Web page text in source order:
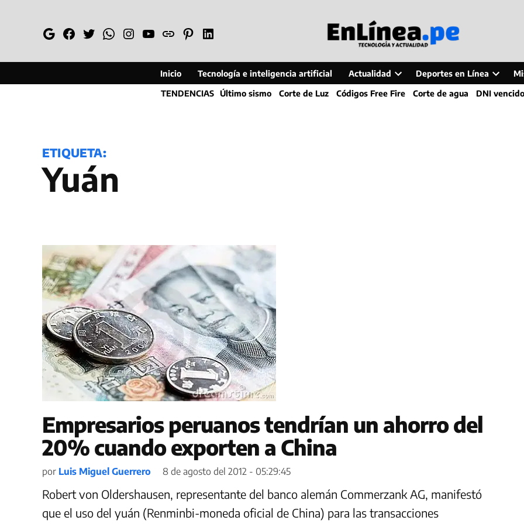
GoogleFacebook
TwitterWhatsapp
Instagram
YouTube
WebPinterestLinkedin
Inicio Tecnología e inteligencia artificial Actualidad
Open
dropdown
Deportes en Línea
Open
dropdown
TENDENCIAS Último sismo Corte de Luz Códigos Free Fire Corte de agua DNI vencido
ETIQUETA:
yuán
Empresarios peruanos tendrían un ahorro del
20% cuando exporten a China
por Luis Miguel Guerrero 8 de agosto del 2012 - 05:29:45
Robert von Oldershausen, representante del banco alemán Commerzank AG, manifestó
que el uso del yuán (Renminbi-moneda oficial de China) para las transacciones